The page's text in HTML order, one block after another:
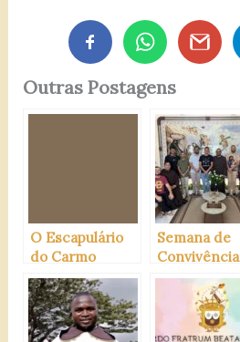
Outras Postagens
O Escapulário
do Carmo
Semana de
Convivência
Vocacional
Carmelitana